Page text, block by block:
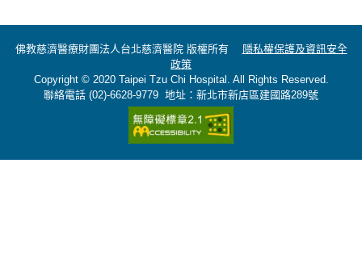
佛教慈濟醫療財團法人台北慈濟醫院 版權所有 隱私權保護及資訊安全
政策
Copyright © 2020 Taipei Tzu Chi Hospital. All Rights Reserved.
聯絡電話 (02)-6628-9779 地址：新北市新店區建國路289號